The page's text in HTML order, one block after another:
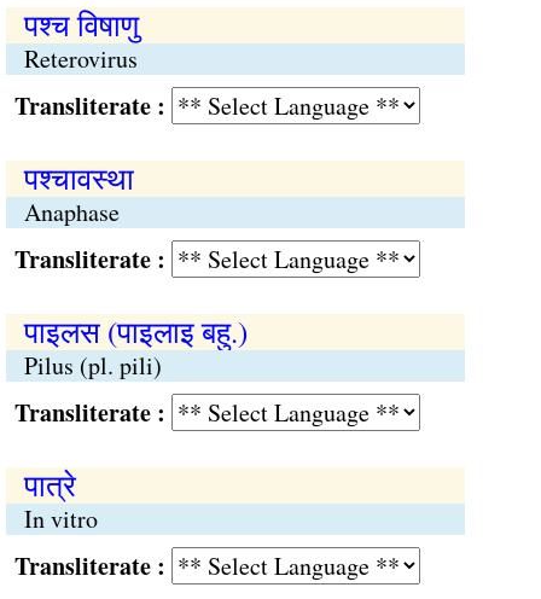
पश्‍च विषाणु
Reterovirus
:
पश्‍चावस्था
Anaphase
:
पाइलस (पाइलाइ बहु.)
Pilus (pl. pili)
:
पात्रे
In vitro
: